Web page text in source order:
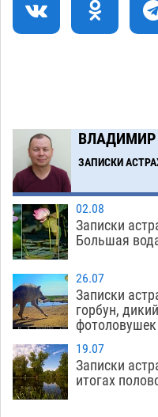
12:53
Астраханские
помойку
11:20
Астраханцев
призами и
ЗАПИСКИ
02.08
Записки
Большая
26.07
Записки
горбун,
фотоловушек
19.07
Записки
итогах